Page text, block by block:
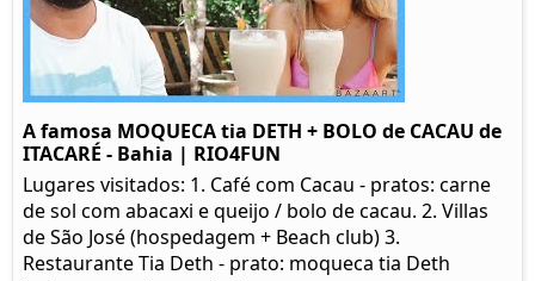
A famosa MOQUECA tia DETH + BOLO de CACAU de
ITACARÉ - Bahia | RIO4FUN
Lugares visitados: 1. Café com Cacau - pratos: carne
de sol com abacaxi e queijo / bolo de cacau. 2. Villas
de São José (hospedagem + Beach club) 3.
Restaurante Tia Deth - prato: moqueca tia Deth